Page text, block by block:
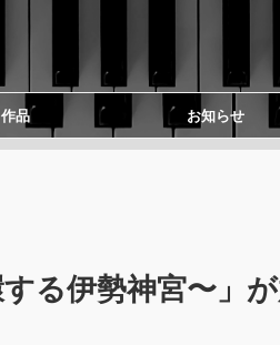
作品 お知らせ
る伊勢神宮〜」